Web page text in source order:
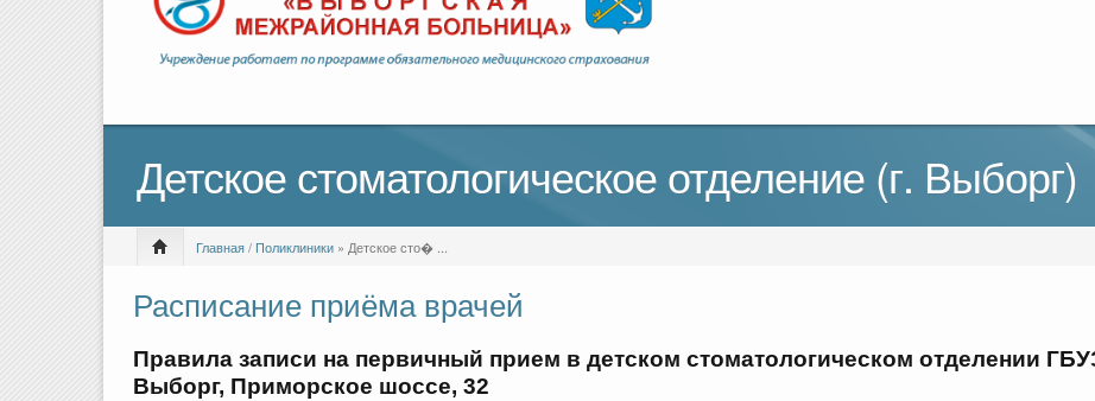
Детское стоматологическое отделение (г. Выборг)
Главная/ Поликлиники » Детское сто� ...
Расписание приёма врачей
Правила записи на первичный прием в детском стоматологическом отделении
Выборг, Приморское шоссе, 32